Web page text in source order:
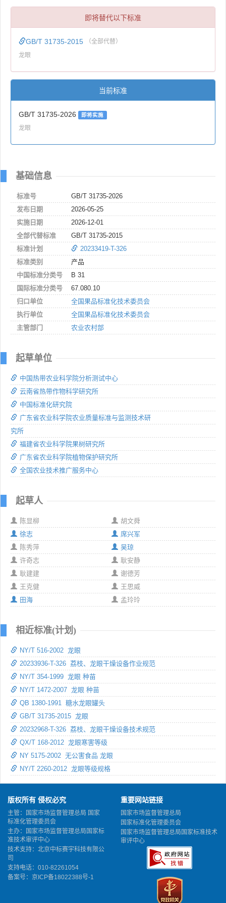
即将替代以下标准
GB/T 31735-2015 （全部代替）
龙眼
当前标准
GB/T 31735-2026 即将实施
龙眼
基础信息
标准号
GB/T 31735-2026
发布日期
2026-05-25
实施日期
2026-12-01
全部代替标准
GB/T 31735-2015
标准计划
20233419-T-326
标准类别
产品
中国标准分类号
B 31
国际标准分类号
67.080.10
归口单位
全国果品标准化技术委员会
执行单位
全国果品标准化技术委员会
主管部门
农业农村部
起草单位
中国热带农业科学院分析测试中心
云南省热带作物科学研究所
中国标准化研究院
广东省农业科学院农业质量标准与监测技术研
究所
福建省农业科学院果树研究所
广东省农业科学院植物保护研究所
全国农业技术推广服务中心
起草人
陈显柳
胡文舜
徐志
席兴军
陈秀萍
吴琼
许奇志
耿安静
耿建建
谢德芳
王克健
王思威
田海
孟玲玲
相近标准(计划)
NY/T 516-2002 龙眼
20233936-T-326 荔枝、龙眼干燥设备作业规范
NY/T 354-1999 龙眼 种苗
NY/T 1472-2007 龙眼 种苗
QB 1380-1991 糖水龙眼罐头
GB/T 31735-2015 龙眼
20232968-T-326 荔枝、龙眼干燥设备技术规范
QX/T 168-2012 龙眼寒害等级
NY 5175-2002 无公害食品 龙眼
NY/T 2260-2012 龙眼等级规格
版权所有 侵权必究
主管：国家市场监督管理总局 国家
标准化管理委员会
主办：国家市场监督管理总局国家标
准技术审评中心
技术支持：北京中标赛宇科技有限公
司
支持电话：010-82261054
备案号： 京ICP备18022388号-1
重要网站链接
国家市场监督管理总局
国家标准化管理委员会
国家市场监督管理总局国家标准技术
审评中心